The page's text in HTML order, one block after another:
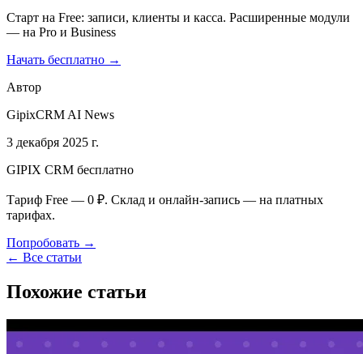
Старт на Free: записи, клиенты и касса. Расширенные модули
— на Pro и Business
Начать бесплатно →
Автор
GipixCRM AI News
3 декабря 2025 г.
GIPIX CRM бесплатно
Тариф Free — 0 ₽. Склад и онлайн-запись — на платных
тарифах.
Попробовать →
← Все статьи
Похожие статьи